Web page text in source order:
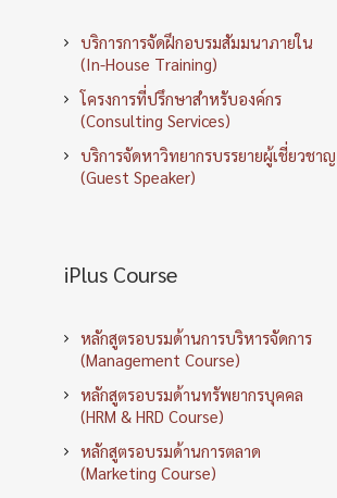
บริการการจัดฝึกอบรมสัมมนาภายใน
(In-House Training)
โครงการที่ปรึกษาสำหรับองค์กร
(Consulting Services)
บริการจัดหาวิทยากรบรรยายผู้เชี่ยวชาญ
(Guest Speaker)
iPlus Course
หลักสูตรอบรมด้านการบริหารจัดการ
(Management Course)
หลักสูตรอบรมด้านทรัพยากรบุคคล
(HRM & HRD Course)
หลักสูตรอบรมด้านการตลาด
(Marketing Course)